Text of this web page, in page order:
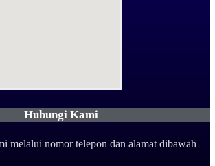
Hubungi Kami
melalui nomor telepon dan alamat dibawah